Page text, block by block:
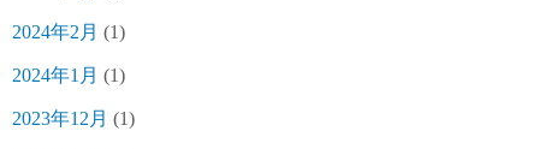
2024年2月 (1)
2024年1月 (1)
2023年12月 (1)